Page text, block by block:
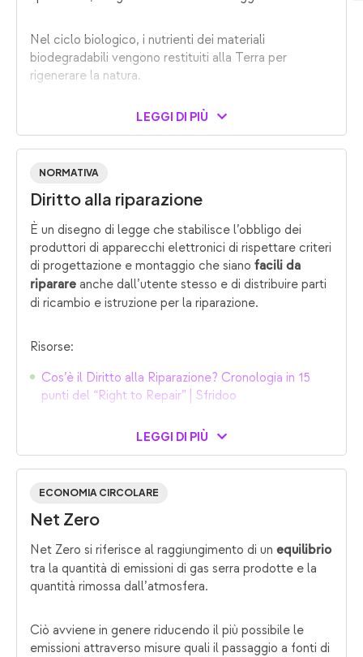
Nel ciclo biologico, i nutrienti dei materiali
biodegradabili vengono restituiti alla Terra per
rigenerare la natura.
LEGGI DI PIÙ
NORMATIVA
Diritto alla riparazione
È un disegno di legge che stabilisce l’obbligo dei
produttori di apparecchi elettronici di rispettare criteri
di progettazione e montaggio che siano facili da
riparare anche dall’utente stesso e di distribuire parti
di ricambio e istruzione per la riparazione.
Risorse:
Cos’è il Diritto alla Riparazione? Cronologia in 15
punti del “Right to Repair” | Sfridoo
LEGGI DI PIÙ
ECONOMIA CIRCOLARE
Net Zero
Net Zero si riferisce al raggiungimento di un equilibrio
tra la quantità di emissioni di gas serra prodotte e la
quantità rimossa dall’atmosfera.
Ciò avviene in genere riducendo il più possibile le
emissioni attraverso misure quali il passaggio a fonti di